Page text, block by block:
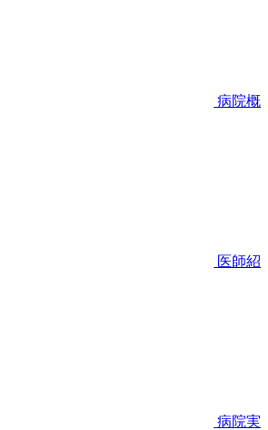
病院概
医師紹
病院実